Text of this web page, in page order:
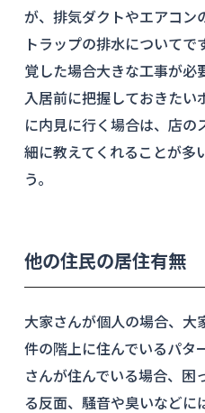
が、排気ダクトやエアコン
トラップの排水について
覚した場合大きな工事が必
入居前に把握しておきたい
に内見に行く場合は、店の
細に教えてくれることが多
う。
他の住民の居住有無
大家さんが個人の場合、大
件の階上に住んでいるパタ
さんが住んでいる場合、困
る反面、騒音や臭いなどに